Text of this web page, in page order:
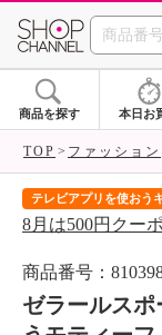
商品を探す 本日お
TOP ファッション
テレビアプリを使おう
8月は500円クー
商品番号：
ゼラールス